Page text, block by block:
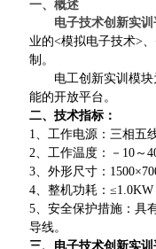
一、概述
电子技术创新实训
业的<模拟电子技术>
制。
电工创新实训模
能的开放平台。
二、技术指标：
1、工作电源：三相五
2、工作温度：－10～
3、外形尺寸：15
4、整机功耗：≤1.0KW
5、安全保护措施：具
导线。
三、 电子技术创新实训